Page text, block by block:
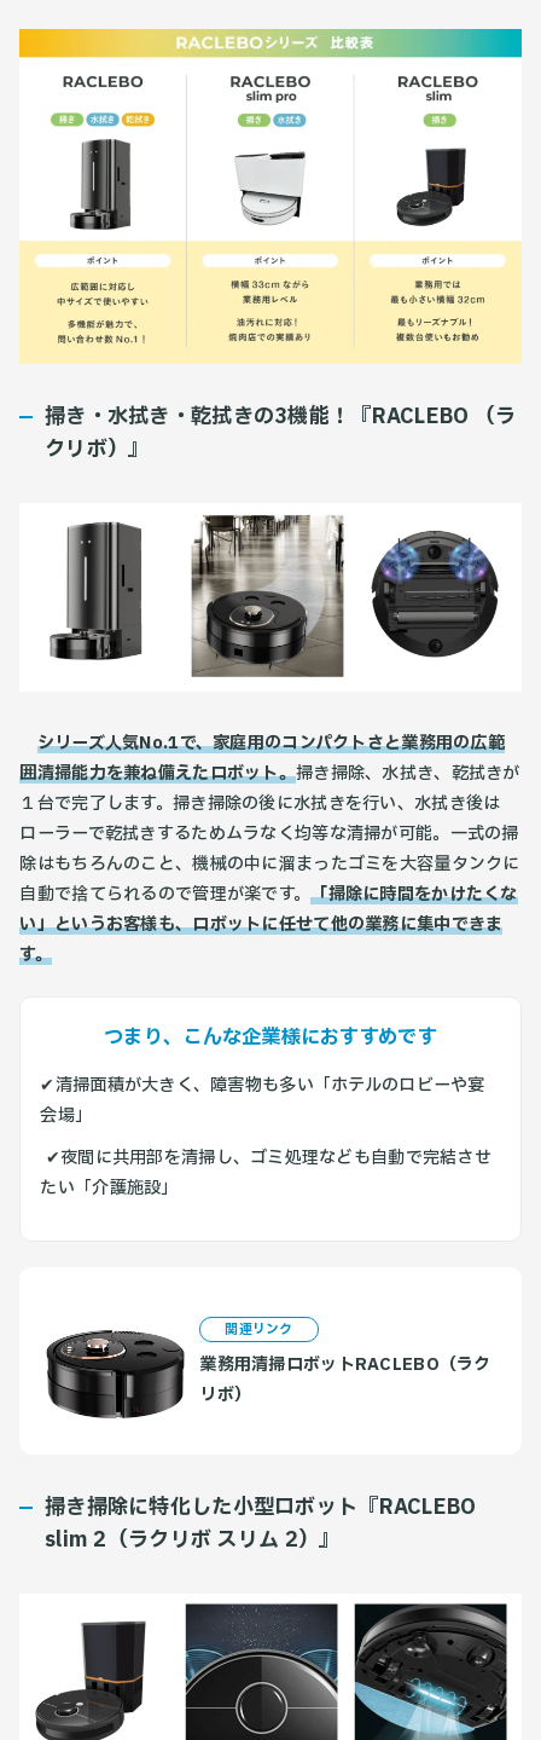
掃き・水拭き・乾拭きの3機能！『RACLEBO （ラ
クリボ）』
シリーズ人気No.1で、家庭用のコンパクトさと業務用の広範
囲清掃能力を兼ね備えたロボット。掃き掃除、水拭き、乾拭きが
１台で完了します。掃き掃除の後に水拭きを行い、水拭き後は
ローラーで乾拭きするためムラなく均等な清掃が可能。一式の掃
除はもちろんのこと、機械の中に溜まったゴミを大容量タンクに
自動で捨てられるので管理が楽です。「掃除に時間をかけたくな
い」というお客様も、ロボットに任せて他の業務に集中できま
す。
つまり、こんな企業様におすすめです
✔︎清掃面積が大きく、障害物も多い「ホテルのロビーや宴
会場」
✔︎夜間に共用部を清掃し、ゴミ処理なども自動で完結させ
たい「介護施設」
関連リンク
業務用清掃ロボットRACLEBO（ラク
リボ）
掃き掃除に特化した小型ロボット『RACLEBO
slim 2（ラクリボ スリム 2）』